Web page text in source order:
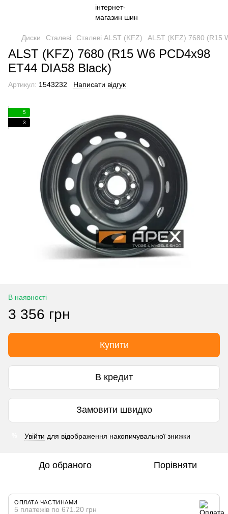
Диски Сталеві Сталеві ALST (KFZ) ALST (KFZ) 7680 (R15
ALST (KFZ) 7680 (R15 W6 PCD4x98
ET44 DIA58 Black)
Артикул: 1543232 Написати відгук
5
3
В наявності
3 356 грн
Купити
В кредит
Замовити швидко
Увійти для відображення накопичувальної знижки
До обраного Порівняти
ОПЛАТА ЧАСТИНАМИ
5 платежів по 671.20 грн